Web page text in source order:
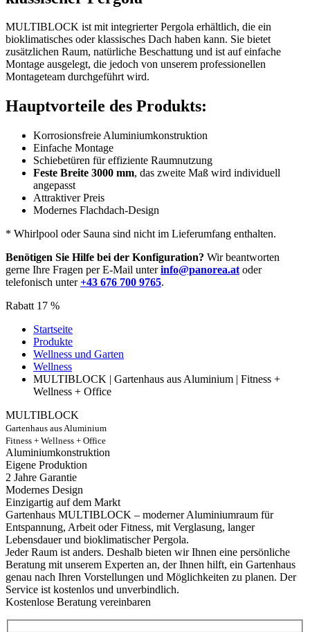
MULTIBLOCK ist mit integrierter Pergola erhältlich, die ein
bioklimatisches oder klassisches Dach haben kann. Sie bietet
zusätzlichen Raum, natürliche Beschattung und ist auf einfache
Montage ausgelegt, die jedoch von unserem professionellen
Montageteam durchgeführt wird.
Hauptvorteile des Produkts:
Korrosionsfreie Aluminiumkonstruktion
Einfache Montage
Schiebetüren für effiziente Raumnutzung
Feste Breite 3000 mm, das zweite Maß wird individuell
angepasst
Attraktiver Preis
Modernes Flachdach-Design
* Whirlpool oder Sauna sind nicht im Lieferumfang enthalten.
Benötigen Sie Hilfe bei der Konfiguration? Wir beantworten
gerne Ihre Fragen per E-Mail unterinfo@panorea.at oder
telefonisch unter+43 676 700 9765.
Rabatt 17 %
Startseite
Produkte
Wellness und Garten
Wellness
MULTIBLOCK | Gartenhaus aus Aluminium | Fitness +
Wellness + Office
MULTIBLOCK
Gartenhaus aus Aluminium
Fitness + Wellness + Office
Aluminiumkonstruktion
Eigene Produktion
2 Jahre Garantie
Modernes Design
Einzigartig auf dem Markt
Gartenhaus MULTIBLOCK – moderner Aluminiumraum für
Entspannung, Arbeit oder Fitness, mit Verglasung, langer
Lebensdauer und bioklimatischer Pergola.
Jeder Raum ist anders. Deshalb bieten wir Ihnen eine persönliche
Beratung mit unserem Experten an, der Ihnen hilft, ein Gartenhaus
genau nach Ihren Vorstellungen und Möglichkeiten zu planen. Der
Service ist kostenlos und unverbindlich.
Kostenlose Beratung vereinbaren